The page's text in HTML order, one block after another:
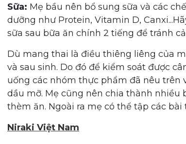
Sữa: Mẹ bầu nên bổ sung sữa và các
dưỡng như Protein, Vitamin D,
sữa sau bữa ăn chính 2 tiếng để tránh
Dù mang thai là điều thiêng liêng của
và sau sinh. Do đó để kiểm soát được
uống các nhóm thực phẩm đã nêu trên
dầu mỡ. Mẹ cũng nên chia thành
thèm ăn. Ngoài ra mẹ có thể tập các
Niraki Việt Nam